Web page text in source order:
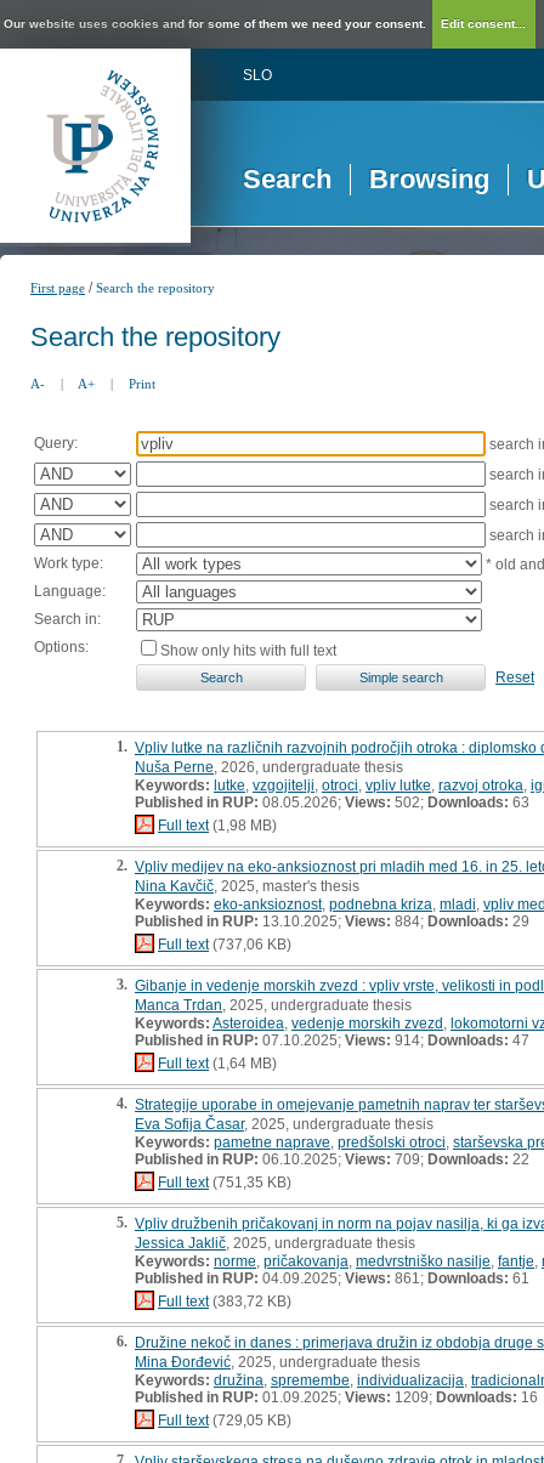
Our website uses cookies and for some of them we need your consent. Edit consent...
SLO
Search Browsing
First page /Search the repository
Search the repository
A- | A+ | Print
Query:
search
search
search
search
Work type:
* old
Language:
Search in:
Options:
Show only hits with full text
Reset
1. Vpliv lutke na različnih razvojnih področjih otroka : diplomsko
Nuša Perne , 2026, undergraduate thesis
Keywords: lutke vzgojitelji otroci vpliv lutke razvoj otroka
Published in RUP: 08.05.2026; Views: 502; Downloads: 63
Full text(1,98 MB)
2. Vpliv medijev na eko-anksioznost pri mladih med 16. in 25.
Nina Kavčič , 2025, master's thesis
Keywords: eko-anksioznost, podnebna kriza mladi vpliv
Published in RUP: 13.10.2025; Views: 884; Downloads: 29
Full text(737,06 KB)
3. Gibanje in vedenje morskih zvezd : vpliv vrste, velikosti in
Manca Trdan , 2025, undergraduate thesis
Keywords: Asteroidea vedenje morskih zvezd lokomotorni
Published in RUP: 07.10.2025; Views: 914; Downloads: 47
Full text(1,64 MB)
4. Strategije uporabe in omejevanje pametnih naprav ter
Eva Sofija Časar, 2025, undergraduate thesis
Keywords: pametne naprave predšolski otroci starševska
Published in RUP: 06.10.2025; Views: 709; Downloads: 22
Full text(751,35 KB)
5. Vpliv družbenih pričakovanj in norm na pojav nasilja, ki ga
Jessica Jaklič , 2025, undergraduate thesis
Keywords: norme pričakovanja medvrstniško nasilje fantje
Published in RUP: 04.09.2025; Views: 861; Downloads: 61
Full text(383,72 KB)
6. Družine nekoč in danes : primerjava družin iz obdobja druge
Mina Đorđević , 2025, undergraduate thesis
Keywords: družina spremembe individualizacija
Published in RUP: 01.09.2025; Views: 1209; Downloads: 16
Full text(729,05 KB)